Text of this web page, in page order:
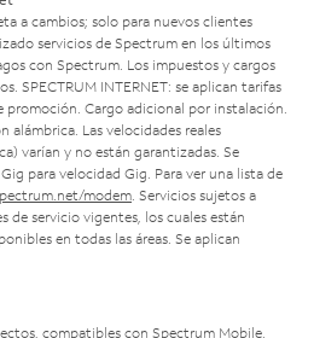
a cambios; solo para nuevos clientes
servicios de Spectrum en los últimos
con Spectrum. Los impuestos y cargos
SPECTRUM INTERNET: se aplican tarifas
promoción. Cargo adicional por instalación.
alámbrica. Las velocidades reales
varían y no están garantizadas. Se
para velocidad Gig. Para ver una lista de
modem . Servicios sujetos a
de servicio vigentes, los cuales están
en todas las áreas. Se aplican
compatibles con Spectrum Mobile.